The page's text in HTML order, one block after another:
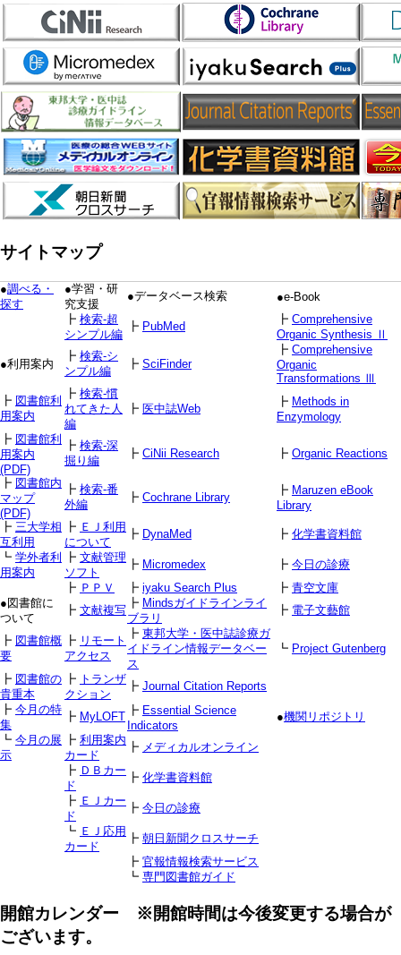
サイトマップ
●調べる・
探す
●学習・研
究支援
●データベース検索
●e-Book
┣ 検索-超
シンプル編
┣ PubMed
┣ Comprehensive
Organic Synthesis Ⅱ
●利用案内
┣ 検索-シ
ンプル編
┣ SciFinder
┣ Comprehensive
Organic
Transformations Ⅲ
┣ 図書館利
用案内
┣ 検索-慣
れてきた人
編
┣ 医中誌Web
┣ Methods in
Enzymology
┣ 図書館利
用案内
(PDF)
┣ 検索-深
掘り編
┣ CiNii Research ┣ Organic Reactions
┣ 図書館内
マップ
(PDF)
┣ 検索-番
外編
┣ Cochrane Library
┣ Maruzen eBook
Library
┣ 三大学相
互利用
┣ ＥＪ利用
について
┣ DynaMed ┣ 化学書資料館
┗ 学外者利
用案内
┣ 文献管理
ソフト
┣ Micromedex ┣ 今日の診療
┣ ＰＰＶ ┣ iyaku Search Plus ┣ 青空文庫
●図書館に
ついて
┣ 文献複写
┣ Mindsガイドラインライ
ブラリ
┣ 電子文藝館
┣ 図書館概
要
┣ リモート
アクセス
┣ 東邦大学・医中誌診療ガ
イドライン情報データベー
ス
┗ Project Gutenberg
┣ 図書館の
貴重本
┣ トランザ
クション
┣ Journal Citation Reports
┣ 今月の特
集
┣ MyLOFT ┣ Essential Science
Indicators
●機関リポジトリ
┗ 今月の展
示
┣ 利用案内
カード
┣ メディカルオンライン
┣ ＤＢカー
ド
┣ 化学書資料館
┣ ＥＪカー
ド
┣ 今日の診療
┗ ＥＪ応用
カード
┣ 朝日新聞クロスサーチ
┣ 官報情報検索サービス
┗ 専門図書館ガイド
開館カレンダー ※開館時間は今後変更する場合が
ございます。